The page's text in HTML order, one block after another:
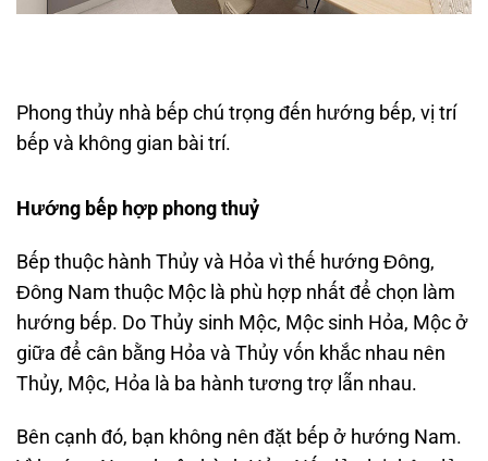
Phong thủy nhà bếp chú trọng đến hướng bếp, vị trí
bếp và không gian bài trí.
Hướng bếp hợp phong thuỷ
Bếp thuộc hành Thủy và Hỏa vì thế hướng Đông,
Đông Nam thuộc Mộc là phù hợp nhất để chọn làm
hướng bếp. Do Thủy sinh Mộc, Mộc sinh Hỏa, Mộc ở
giữa để cân bằng Hỏa và Thủy vốn khắc nhau nên
Thủy, Mộc, Hỏa là ba hành tương trợ lẫn nhau.
Bên cạnh đó, bạn không nên đặt bếp ở hướng Nam.